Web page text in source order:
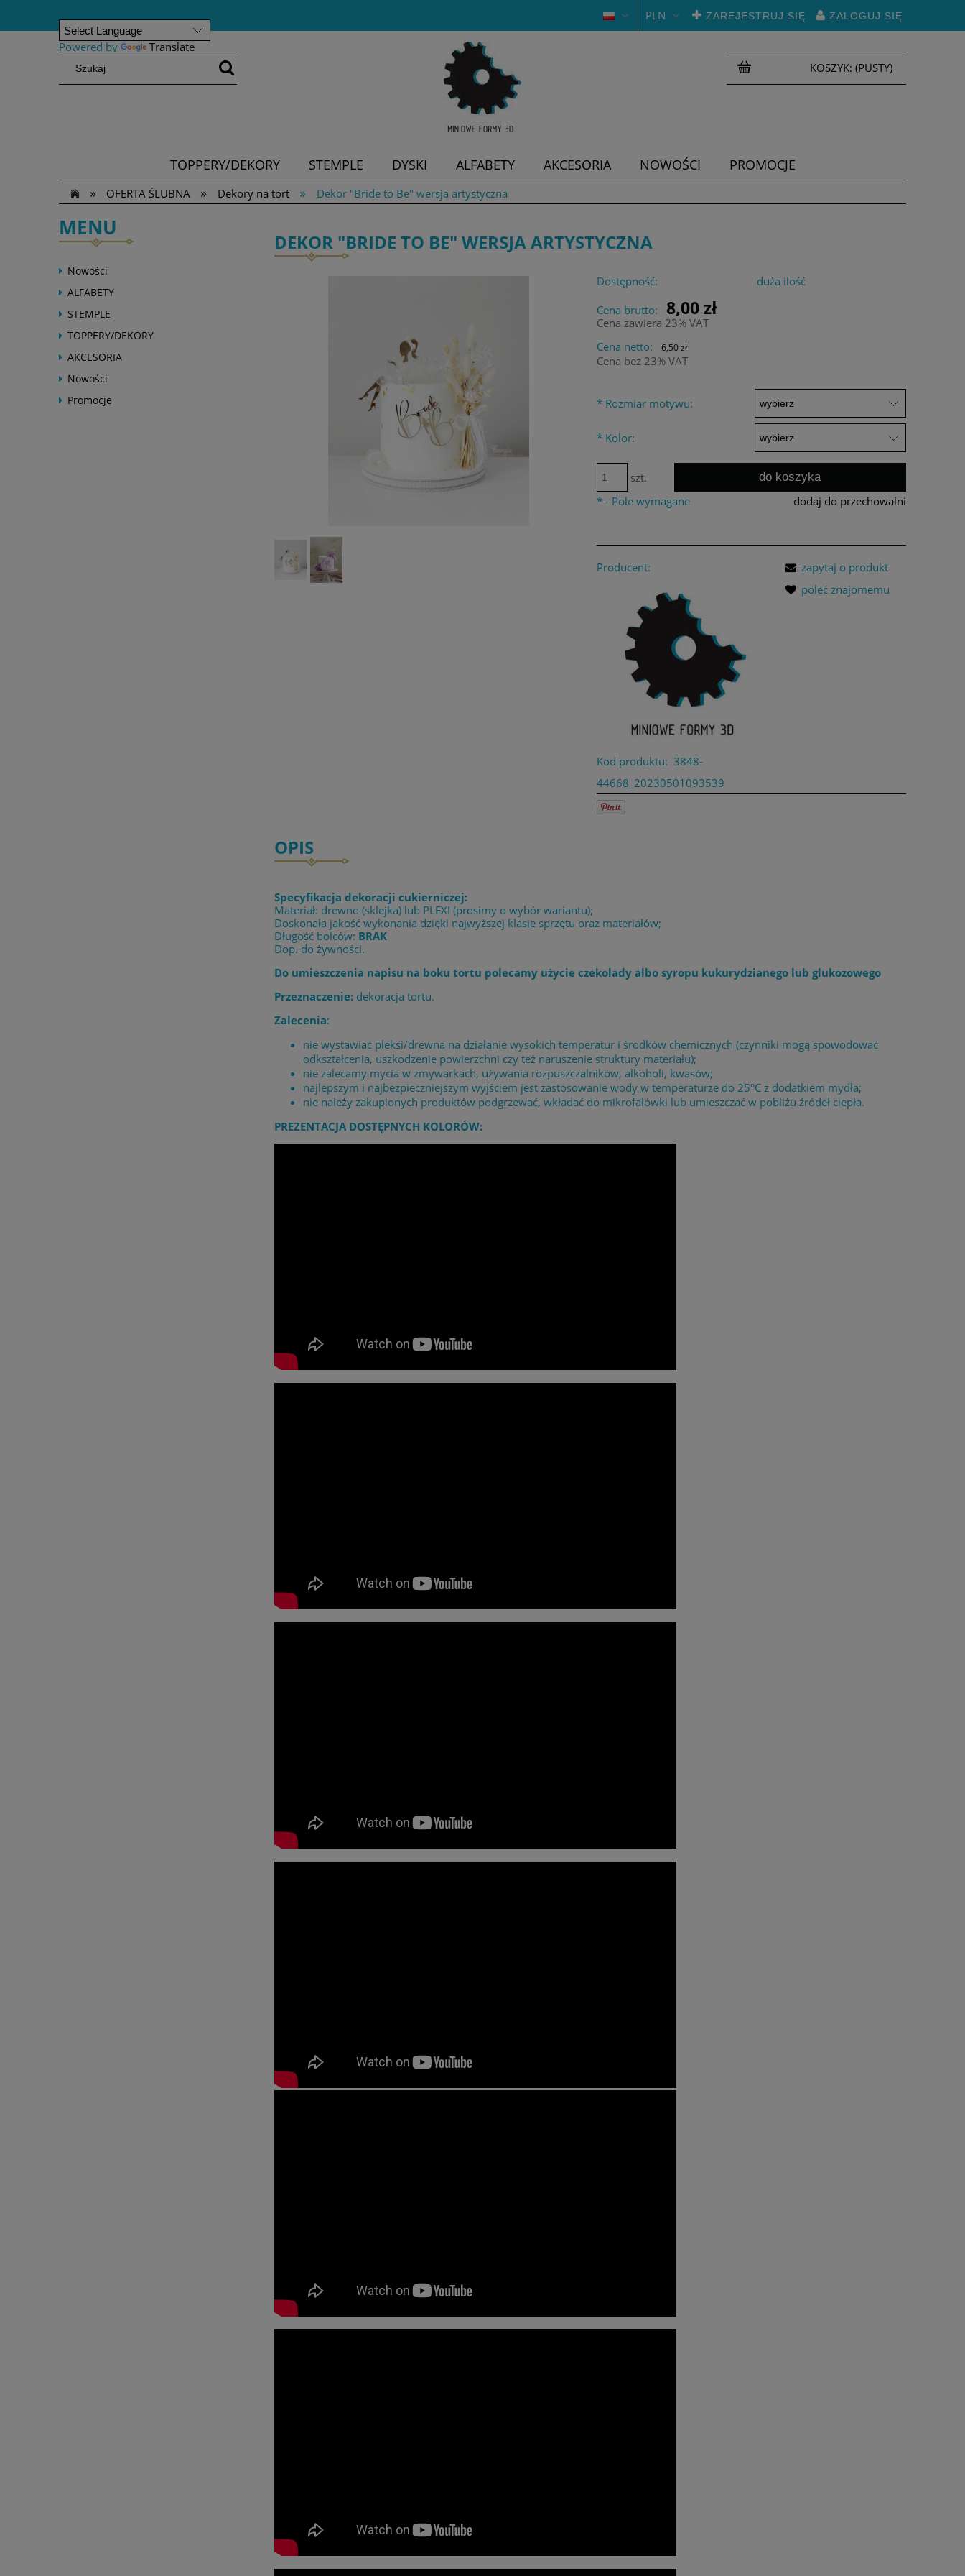
Powered by Translate
ZAREJESTRUJ SIĘ ZALOGUJ SIĘ
PLN
KOSZYK: (PUSTY)
TOPPERY/DEKORY STEMPLE DYSKI ALFABETY AKCESORIA NOWOŚCI
PROMOCJE
»
OFERTA ŚLUBNA » Dekory na tort » Dekor "Bride to Be" wersja artystyczna
MENU
Nowości
ALFABETY
STEMPLE
TOPPERY/DEKORY
AKCESORIA
Nowości
Promocje
DEKOR "BRIDE TO BE" WERSJA ARTYSTYCZNA
Dostępność:
duża ilość
Cena brutto:
8,00 zł
Cena zawiera 23% VAT
Cena netto:
6,50 zł
Cena bez 23% VAT
* Rozmiar motywu:
* Kolor:
szt.
do koszyka
dodaj do przechowalni
* - Pole wymagane
Producent:
Kod produktu: 3848-
44668_20230501093539
zapytaj o produkt
poleć znajomemu
OPIS
Specyfikacja dekoracji cukierniczej:
Materiał: drewno (sklejka) lub PLEXI (prosimy o wybór wariantu);
Doskonała jakość wykonania dzięki najwyższej klasie sprzętu oraz materiałów;
Długość bolców: BRAK
Dop. do żywności.
Do umieszczenia napisu na boku tortu polecamy użycie czekolady albo syropu kukurydzianego lub glukozowego
Przeznaczenie: dekoracja tortu.
Zalecenia:
nie wystawiać pleksi/drewna na działanie wysokich temperatur i środków chemicznych (czynniki mogą spowodować
odkształcenia, uszkodzenie powierzchni czy też naruszenie struktury materiału);
nie zalecamy mycia w zmywarkach, używania rozpuszczalników, alkoholi, kwasów;
najlepszym i najbezpieczniejszym wyjściem jest zastosowanie wody w temperaturze do 25°C z dodatkiem mydła;
nie należy zakupionych produktów podgrzewać, wkładać do mikrofalówki lub umieszczać w pobliżu źródeł ciepła.
PREZENTACJA DOSTĘPNYCH KOLORÓW: